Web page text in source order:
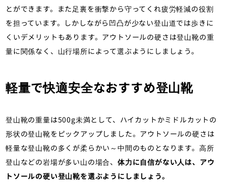
とができます。また足裏を衝撃から守ってくれ疲労軽減の役割
を担っています。しかしながら凹凸が少ない登山道では歩きに
くいデメリットもあります。アウトソールの硬さは登山靴の重
量に関係なく、山行場所によって選ぶようにしましょう。
軽量で快適安全なおすすめ登山靴
登山靴の重量は500g未満として、ハイカットかミドルカットの
形状の登山靴をピックアップしました。アウトソールの硬さは
軽量な登山靴の多くが柔らかい～中間のものとなります。高所
登山などの岩場が多い山の場合、体力に自信がない人は、アウ
トソールの硬い登山靴を選ぶようにしましょう。